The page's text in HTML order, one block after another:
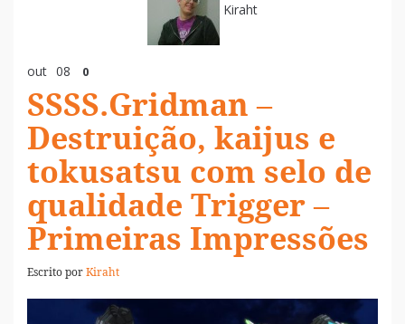
Kiraht
out 08 0
SSSS.Gridman –
Destruição, kaijus e
tokusatsu com selo de
qualidade Trigger –
Primeiras Impressões
Escrito porKiraht